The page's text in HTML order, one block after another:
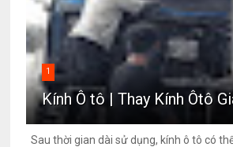
1
Kính Ô tô | Thay Kính Ôtô
Sau thời gian dài sử dụng, kính ô tô có